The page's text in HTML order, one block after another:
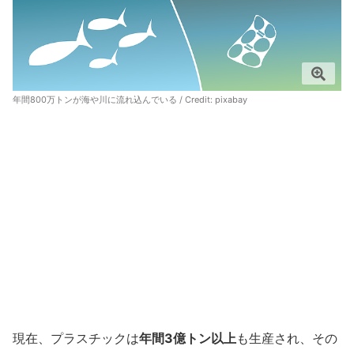
年間800万トンが海や川に流れ込んでいる / Credit: pixabay
現在、プラスチックは年間3億トン以上も生産され、その